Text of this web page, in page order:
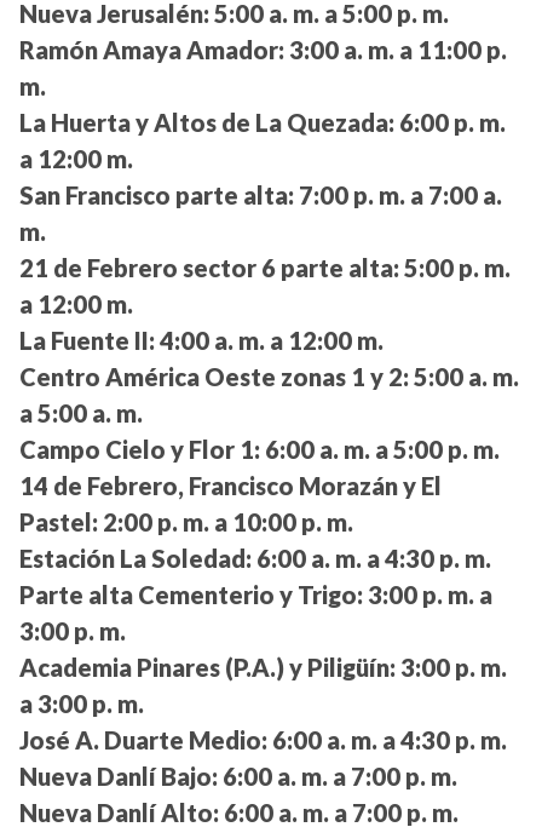
Nueva Jerusalén: 5:00 a. m. a 5:00 p. m.
Ramón Amaya Amador: 3:00 a. m. a 11:00 p.
m.
La Huerta y Altos de La Quezada: 6:00 p. m.
a 12:00 m.
San Francisco parte alta: 7:00 p. m. a 7:00 a.
m.
21 de Febrero sector 6 parte alta: 5:00 p. m.
a 12:00 m.
La Fuente II: 4:00 a. m. a 12:00 m.
Centro América Oeste zonas 1 y 2: 5:00 a. m.
a 5:00 a. m.
Campo Cielo y Flor 1: 6:00 a. m. a 5:00 p. m.
14 de Febrero, Francisco Morazán y El
Pastel: 2:00 p. m. a 10:00 p. m.
Estación La Soledad: 6:00 a. m. a 4:30 p. m.
Parte alta Cementerio y Trigo: 3:00 p. m. a
3:00 p. m.
Academia Pinares (P.A.) y Piligüín: 3:00 p. m.
a 3:00 p. m.
José A. Duarte Medio: 6:00 a. m. a 4:30 p. m.
Nueva Danlí Bajo: 6:00 a. m. a 7:00 p. m.
Nueva Danlí Alto: 6:00 a. m. a 7:00 p. m.